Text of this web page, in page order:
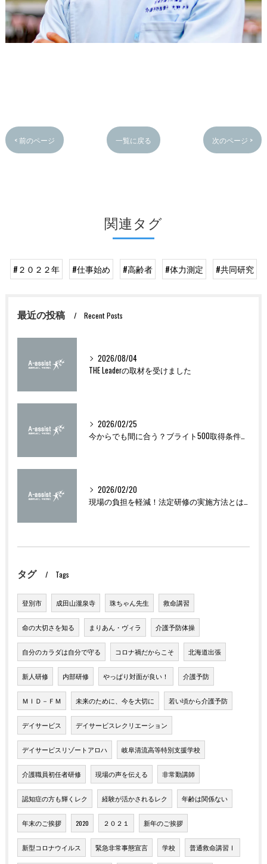
< 前のページ 一覧に戻る 次のページ >
関連タグ
#２０２２年 #仕事始め #高齢者 #体力測定 #共同研究
最近の投稿 Recent Posts
2026/08/04
THE Leaderの取材を受けました
2026/02/25
今からでも間に合う？ブライト500取得条件をわかりやすく解説
2026/02/20
現場の負担を軽減！法定研修の実施方法とは？
タグ Tags
登別市 成田山瀧泉寺 珠ちゃん先生 救命講習
命の大切さを知る まりあん・ヴィラ 介護予防体操
自分のカラダは自分で守る コロナ禍だからこそ 北海道出張
新人研修 内部研修 やっぱり対面が良い！ 介護予防
ＭＩＤ－ＦＭ 未来のために、今を大切に 若い頃から介護予防
デイサービス デイサービスレクリエーション
デイサービスリゾートアロハ 岐阜清流高等特別支援学校
介護職員初任者研修 現場の声を伝える 非常勤講師
認知症の方も輝くレク 経験が活かされるレク 年齢は関係ない
年末のご挨拶 2020 ２０２１ 新年のご挨拶
新型コロナウイルス 緊急非常事態宣言 学校 普通救命講習Ⅰ